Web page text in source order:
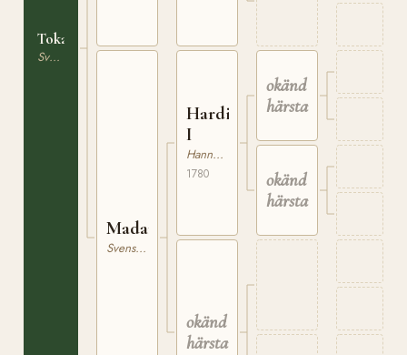
Tokan
Svensk Varmblodig Ridhäst
Madame
Svensk Varmblodig Ridhäst
Hardie
I
Hannoveranare
1780
okänd
härstamning
okänd
härstamning
okänd
härstamning